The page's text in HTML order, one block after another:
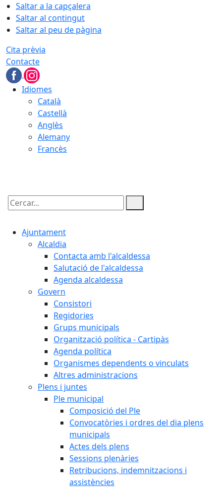
Saltar a la capçalera
Saltar al contingut
Saltar al peu de pàgina
Cita prèvia
Contacte
Idiomes
Català
Castellà
Anglès
Alemany
Francès
Cercar:
Ajuntament
Alcaldia
Contacta amb l'alcaldessa
Salutació de l'alcaldessa
Agenda alcaldessa
Govern
Consistori
Regidories
Grups municipals
Organització política - Cartipàs
Agenda política
Organismes dependents o vinculats
Altres administracions
Plens i juntes
Ple municipal
Composició del Ple
Convocatòries i ordres del dia plens
municipals
Actes dels plens
Sessions plenàries
Retribucions, indemnitzacions i
assistències